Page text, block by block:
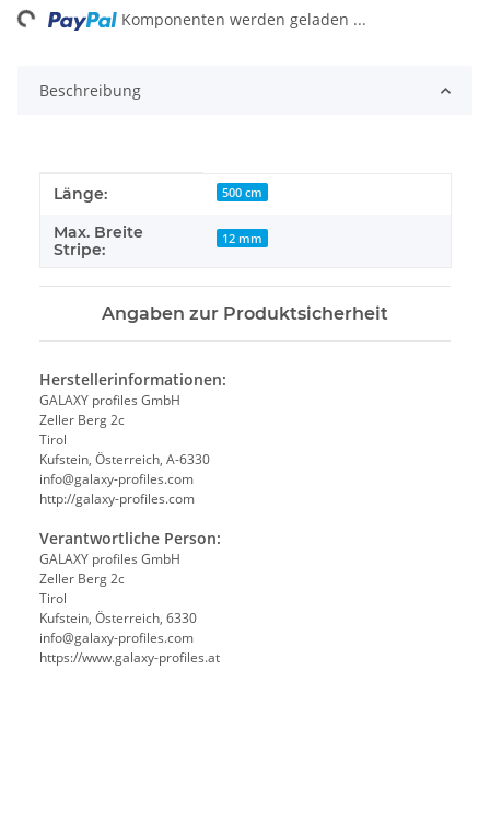
Komponenten werden geladen ...
Beschreibung
Produkteigenschaft
Wert
Länge: 500 cm
Max. Breite
Stripe:
12 mm
Angaben zur Produktsicherheit
Herstellerinformationen:
GALAXY profiles GmbH
Zeller Berg 2c
Tirol
Kufstein, Österreich, A-6330
info@galaxy-profiles.com
http://galaxy-profiles.com
Verantwortliche Person:
GALAXY profiles GmbH
Zeller Berg 2c
Tirol
Kufstein, Österreich, 6330
info@galaxy-profiles.com
https://www.galaxy-profiles.at